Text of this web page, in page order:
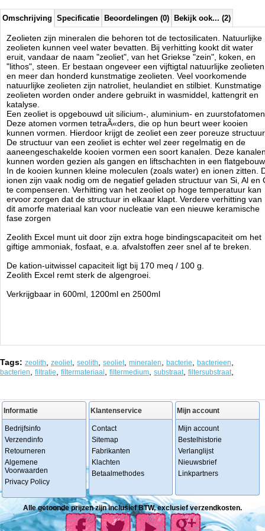
Omschrijving Specificatie Beoordelingen (0) Bekijk ook... (2)
Zeolieten zijn mineralen die behoren tot de tectosilicaten. Natuurlijke
zeolieten kunnen veel water bevatten. Bij verhitting kookt dit water
eruit, vandaar de naam "zeoliet", van het Griekse "zein", koken, en
"lithos", steen. Er bestaan ongeveer een vijftigtal natuurlijke zeolieten
en meer dan honderd kunstmatige zeolieten. Veel voorkomende
natuurlijke zeolieten zijn natroliet, heulandiet en stilbiet. Kunstmatige
zeolieten worden onder andere gebruikt in wasmiddel, kattengrit en
katalyse.
Een zeoliet is opgebouwd uit silicium-, aluminium- en
Deze atomen vormen tetraÃ«ders, die op hun beurt weer kooien
kunnen vormen. Hierdoor krijgt de zeoliet een zeer poreuze
De structuur van een zeoliet is echter wel zeer regelmatig en de
aaneengeschakelde kooien vormen een soort kanalen. Deze
kunnen worden gezien als gangen en liftschachten in een
In de kooien kunnen kleine moleculen (zoals water) en ionen zitten.
ionen zijn vaak nodig om de negatief geladen structuur van Si, Al en
te compenseren. Verhitting van het zeoliet op hoge temperatuur kan
ervoor zorgen dat de structuur in elkaar klapt. Verdere verhitting van
dit amorfe materiaal kan voor nucleatie van een nieuwe keramische
fase zorgen
Zeolith Excel munt uit door zijn extra hoge bindingscapaciteit om het
giftige ammoniak, fosfaat, e.a. afvalstoffen zeer snel af te breken.
De kation-uitwissel capaciteit ligt bij 170 meq / 100 g.
Zeolith Excel remt sterk de algengroei.
Verkrijgbaar in 600ml, 1200ml en 2500ml
Tags: zeolith zeoliet seolith seoliet mineralen bacterie bacterieen
bacterien filtratie filtermateriaal filtermedium substraat filtersubstraat
Informatie
Bedrijfsinfo
Verzendinfo
Retourneren
Algemene
Voorwaarden
Privacy Policy
Klantenservice
Contact
Sitemap
Fabrikanten
Klachten
Betaalmethodes
Mijn account
Mijn account
Bestelhistorie
Verlanglijst
Nieuwsbrief
Linkpartners
Alle getoonde prijzen zijn inclusief BTW, exclusief verzendkosten.